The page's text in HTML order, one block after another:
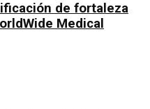
de fortaleza
Medical